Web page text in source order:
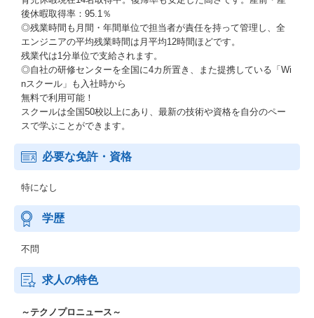
後休暇取得率：95.1％
◎残業時間も月間・年間単位で担当者が責任を持って管理し、全
エンジニアの平均残業時間は月平均12時間ほどです。
残業代は1分単位で支給されます。
◎自社の研修センターを全国に4カ所置き、また提携している「Wi
nスクール」も入社時から
無料で利用可能！
スクールは全国50校以上にあり、最新の技術や資格を自分のペー
スで学ぶことができます。
必要な免許・資格
特になし
学歴
不問
求人の特色
～テクノプロニュース～